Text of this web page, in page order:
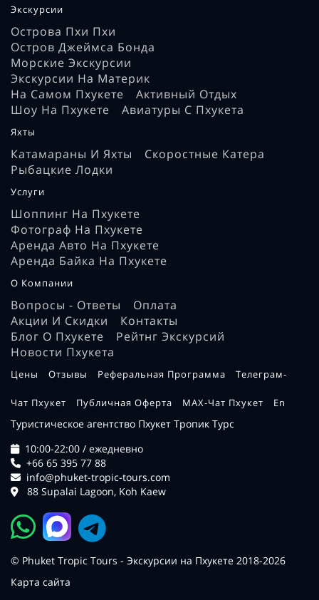
Экскурсии
Острова Пхи Пхи
Остров Джеймса Бонда
Морские Экскурсии
Экскурсии На Материк
На Самом Пхукете
Активный Отдых
Шоу На Пхукете
Авиатуры С Пхукета
Яхты
Катамараны И Яхты
Скоростные Катера
Рыбацкие Лодки
Услуги
Шоппинг На Пхукете
Фотограф На Пхукете
Аренда Авто На Пхукете
Аренда Байка На Пхукете
О Компании
Вопросы - Ответы
Оплата
Акции И Скидки
Контакты
Блог О Пхукете
Рейтнг Экскурсий
Новости Пхукета
Цены Отзывы Реферальная Программа Телеграм-
Чат Пхукет Публичная Оферта MAX-Чат Пхукет En
Туристическое агентство Пхукет Тропик Турс
10:00-22:00 / ежедневно
+66 65 395 77 88
info@phuket-tropic-tours.com
88 Supalai Lagoon, Koh Kaew
© Phuket Tropic Tours - Экскурсии на Пхукете 2018-2026
Карта сайта